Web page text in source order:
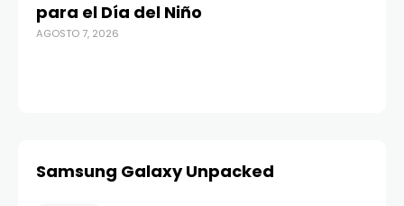
para el Día del Niño
AGOSTO 7, 2026
Samsung Galaxy Unpacked